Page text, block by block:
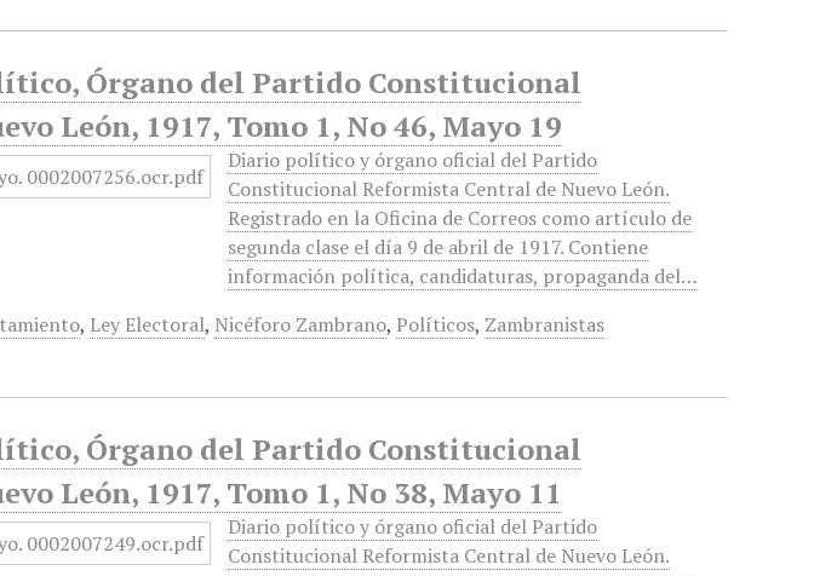
Órgano del Partido Constitucional
León, 1917, Tomo 1, No 46, Mayo 19
Diario político y órgano oficial del Partido
Constitucional Reformista Central de Nuevo León.
Registrado en la Oficina de Correos como artículo de
segunda clase el día 9 de abril de 1917. Contiene
información política, candidaturas, propaganda del…
, Ley Electoral, Nicéforo Zambrano, Políticos, Zambranistas
Órgano del Partido Constitucional
León, 1917, Tomo 1, No 38, Mayo 11
Diario político y órgano oficial del Partido
Constitucional Reformista Central de Nuevo León.